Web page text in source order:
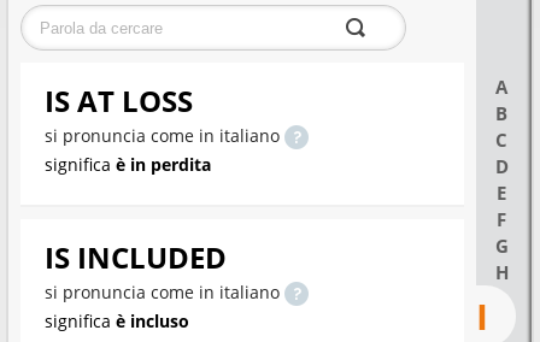
A
B
C
D
E
F
G
H
I
IS AT LOSS
si pronuncia come in italiano
significa è in perdita
IS INCLUDED
si pronuncia come in italiano
significa è incluso